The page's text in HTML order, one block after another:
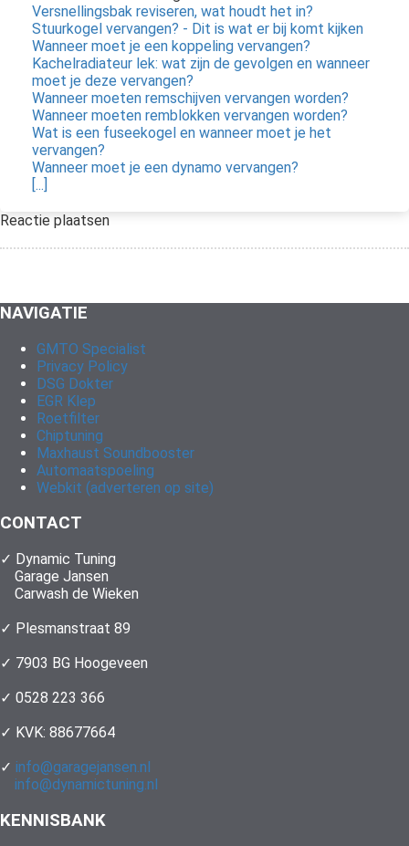
Versnellingsbak reviseren, wat houdt het in?
Stuurkogel vervangen? - Dit is wat er bij komt kijken
Wanneer moet je een koppeling vervangen?
Kachelradiateur lek: wat zijn de gevolgen en wanneer
moet je deze vervangen?
Wanneer moeten remschijven vervangen worden?
Wanneer moeten remblokken vervangen worden?
Wat is een fuseekogel en wanneer moet je het
vervangen?
Wanneer moet je een dynamo vervangen?
[...]
Reactie plaatsen
NAVIGATIE
GMTO Specialist
Privacy Policy
DSG Dokter
EGR Klep
Roetfilter
Chiptuning
Maxhaust Soundbooster
Automaatspoeling
Webkit (adverteren op site)
CONTACT
✓ Dynamic Tuning
Garage Jansen
Carwash de Wieken
✓ Plesmanstraat 89
✓ 7903 BG Hoogeveen
✓ 0528 223 366
✓ KVK: 88677664
✓ info@garagejansen.nl
info@dynamictuning.nl
KENNISBANK